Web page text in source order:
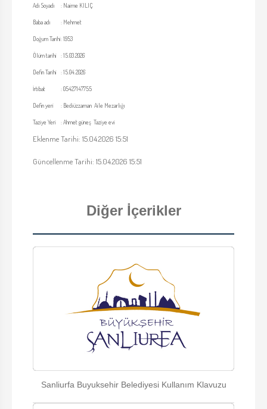
Adı Soyadı : Naime KILIÇ
Baba adı : Mehmet
Doğum Tarihi:1953
Ölüm tarihi :15.03.2026
Defin Tarihi :15.04.2026
İrtibat :05427147755
Defin yeri : Bediüzzaman Aile Mezarlığı
Taziye Yeri :Ahmet güneş Taziye evi
Eklenme Tarihi: 15.04.2026 15:51
Güncellenme Tarihi: 15.04.2026 15:51
Diğer İçerikler
Sanliurfa Buyuksehir Belediyesi Kullanım Klavuzu